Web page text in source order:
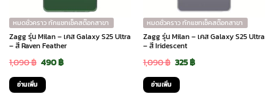
หมดชั่วคราว ทักแชทเช็คสต๊อกสาขา
Zagg รุ่น Milan – เคส Galaxy S25 Ultra
– สี Raven Feather
1,090฿ Original
price
490฿Current
อ่านเพิ่ม
หมดชั่วคราว ทักแชทเช็คสต๊อกสาขา
Zagg รุ่น Milan – เคส Galaxy S25 Ultra
– สี Iridescent
1,090฿ Original
price
325฿Current
อ่านเพิ่ม